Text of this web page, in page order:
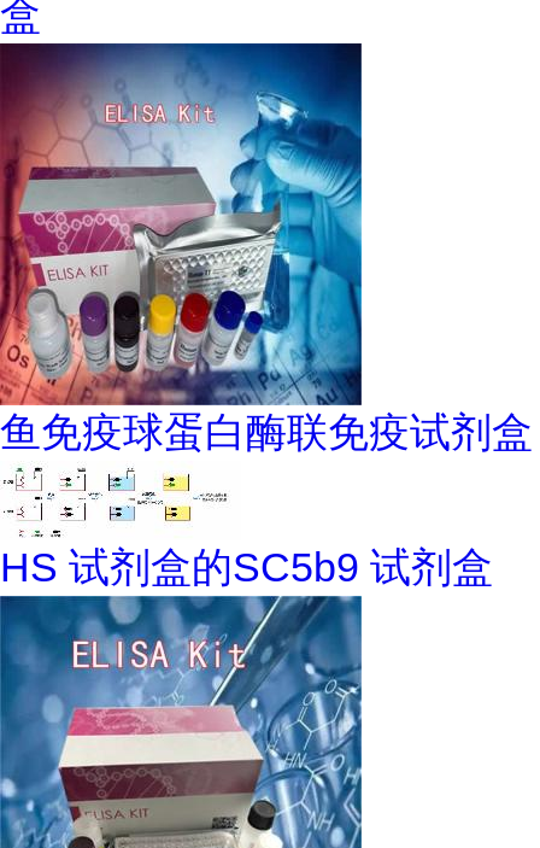
盒
鱼免疫球蛋白酶联免疫试剂盒
HS 试剂盒的SC5b9 试剂盒